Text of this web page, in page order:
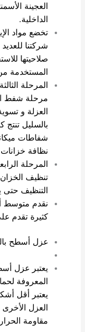
العجينة
الداخلية.
تخضع مواد
شركتنا
صلاحيتها
المستخدمة
المرحلة
مرحلة شفط
العزلة و
بالسليل تنتج
شفاطات
نظافة خزانات
المرحلة
تنظيف
التنظيف حتى
نقدم متوسط
كثيرة تقدم
عزل أسطح
يعتبر عزل
المعروفة
يعتبر أقل
العزل
مقاومة